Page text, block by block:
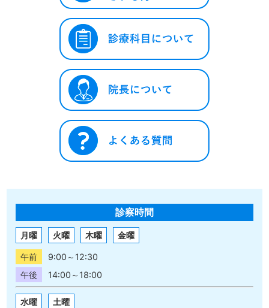
診察時間
月曜 火曜 木曜 金曜
午前
9:00～12:30
午後
14:00～18:00
水曜 土曜